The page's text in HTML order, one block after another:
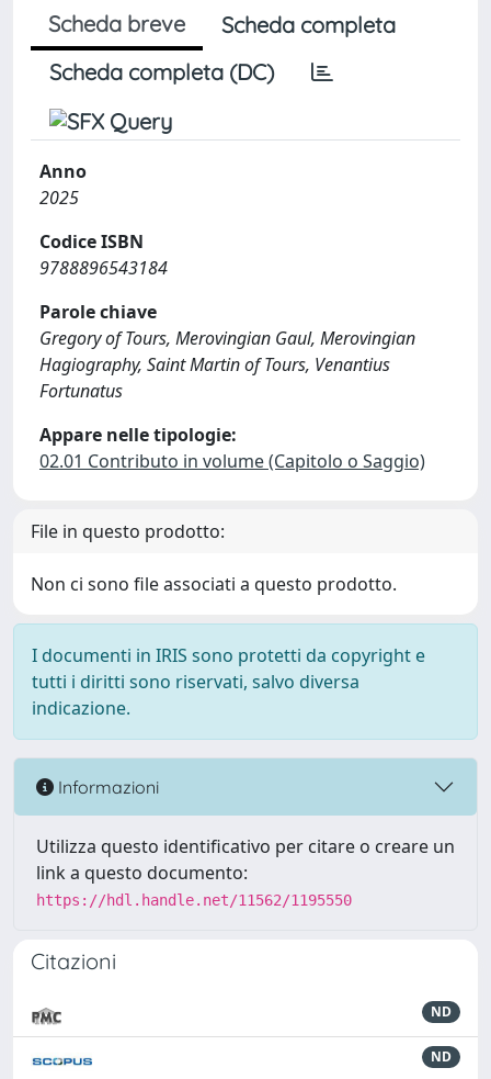
Scheda breve
Scheda completa
Scheda completa (DC)
Anno
2025
Codice ISBN
9788896543184
Parole chiave
Gregory of Tours, Merovingian Gaul, Merovingian
Hagiography, Saint Martin of Tours, Venantius
Fortunatus
Appare nelle tipologie:
02.01 Contributo in volume (Capitolo o Saggio)
File in questo prodotto:
Non ci sono file associati a questo prodotto.
I documenti in IRIS sono protetti da copyright e
tutti i diritti sono riservati, salvo diversa
indicazione.
Informazioni
Utilizza questo identificativo per citare o creare un
link a questo documento:
https://hdl.handle.net/11562/1195550
Citazioni
ND
ND